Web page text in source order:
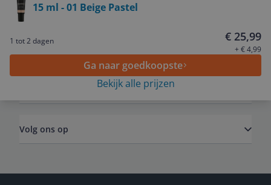
15 ml - 01 Beige Pastel
1 tot 2 dagen € 25,99
+ € 4,99
Ga naar goedkoopste
Bekijk alle prijzen
Service
Algemeen
Volg ons op